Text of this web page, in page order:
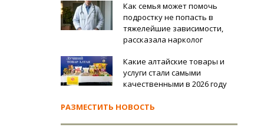
Как семья может помочь
подростку не попасть в
тяжелейшие зависимости,
рассказала нарколог
Какие алтайские товары и
услуги стали самыми
качественными в 2026 году
РАЗМЕСТИТЬ НОВОСТЬ